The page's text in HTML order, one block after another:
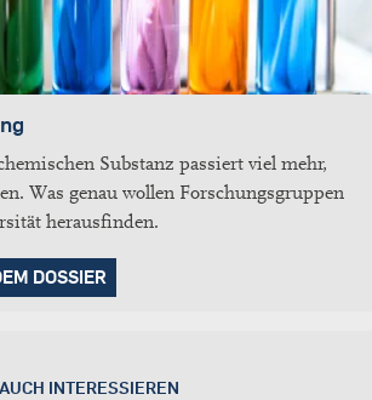
Substanz passiert viel mehr,
Was genau wollen Forschungsgruppen
herausfinden.
DOSSIER
INTERESSIEREN